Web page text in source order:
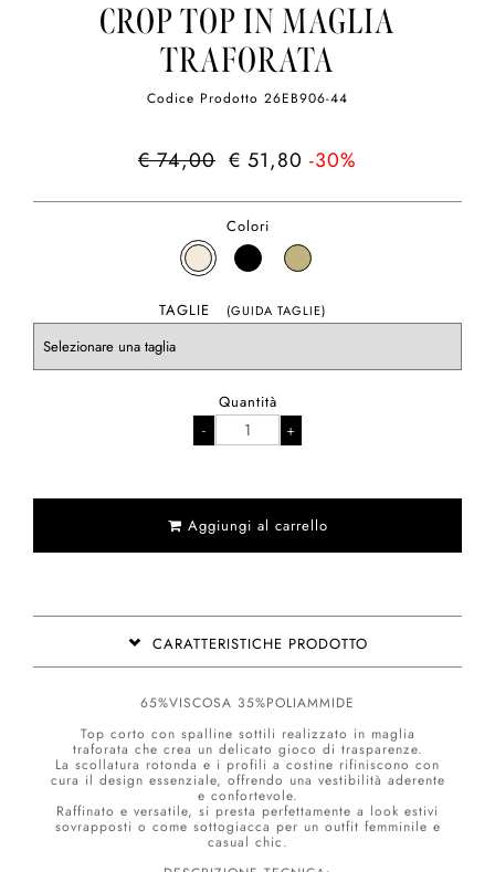
CROP TOP IN MAGLIA
TRAFORATA
Codice Prodotto 26EB906-44
€ 74,00 € 51,80 -30%
Colori
TAGLIE (GUIDA TAGLIE)
Quantità
Aggiungi al carrello
CARATTERISTICHE PRODOTTO
65%VISCOSA 35%POLIAMMIDE
Top corto con spalline sottili realizzato in maglia
traforata che crea un delicato gioco di trasparenze.
La scollatura rotonda e i profili a costine rifiniscono con
cura il design essenziale, offrendo una vestibilità aderente
e confortevole.
Raffinato e versatile, si presta perfettamente a look estivi
sovrapposti o come sottogiacca per un outfit femminile e
casual chic.